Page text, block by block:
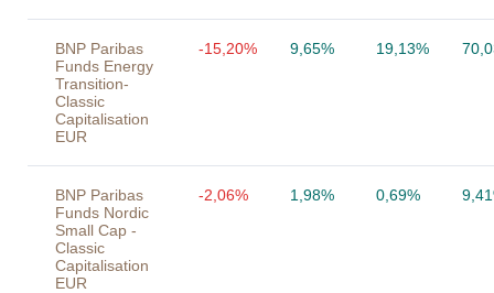
BNP Paribas
Funds Energy
Transition-
Classic
Capitalisation
EUR
-15,20% 9,65% 19,13%
BNP Paribas
Funds Nordic
Small Cap -
Classic
Capitalisation
EUR
-2,06% 1,98% 0,69%